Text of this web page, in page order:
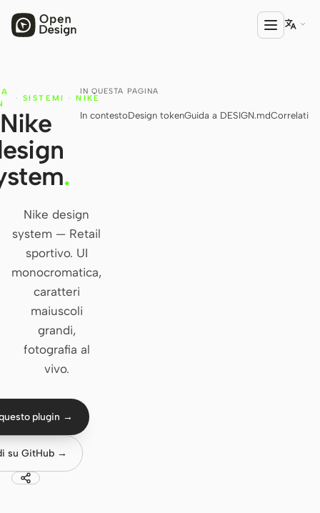
PRODOTTO
Open Design
HTML Anything
HTML Video
Codex Slides
Open Design Plugin
Codex
Cursor Agent
Claude Code
OpenCode
Gemini CLI
GitHub Copilot CLI
Qwen Code

IN QUESTA PAGINA
In contestoDesign tokenGuida a DESIGN.mdCorrelati
· SISTEMI · NIKE
Nike
.
Nike design
system — Retail
sportivo. UI
monocromatica,
caratteri
maiuscoli
grandi,
fotografia al
vivo.
plugin →
su GitHub →